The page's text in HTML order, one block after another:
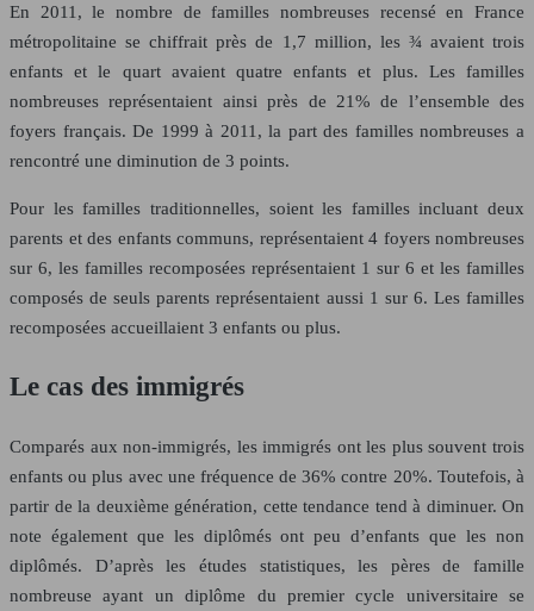
En 2011, le nombre de familles nombreuses recensé en France
métropolitaine se chiffrait près de 1,7 million, les ¾ avaient trois
enfants et le quart avaient quatre enfants et plus. Les familles
nombreuses représentaient ainsi près de 21% de l’ensemble des
foyers français. De 1999 à 2011, la part des familles nombreuses a
rencontré une diminution de 3 points.
Pour les familles traditionnelles, soient les familles incluant deux
parents et des enfants communs, représentaient 4 foyers nombreuses
sur 6, les familles recomposées représentaient 1 sur 6 et les familles
composés de seuls parents représentaient aussi 1 sur 6. Les familles
recomposées accueillaient 3 enfants ou plus.
Le cas des immigrés
Comparés aux non-immigrés, les immigrés ont les plus souvent trois
enfants ou plus avec une fréquence de 36% contre 20%. Toutefois, à
partir de la deuxième génération, cette tendance tend à diminuer. On
note également que les diplômés ont peu d’enfants que les non
diplômés. D’après les études statistiques, les pères de famille
nombreuse ayant un diplôme du premier cycle universitaire se